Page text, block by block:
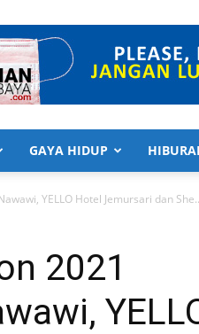
GAYA HIDUP
YELLO Hotel Jemursari dan
2021